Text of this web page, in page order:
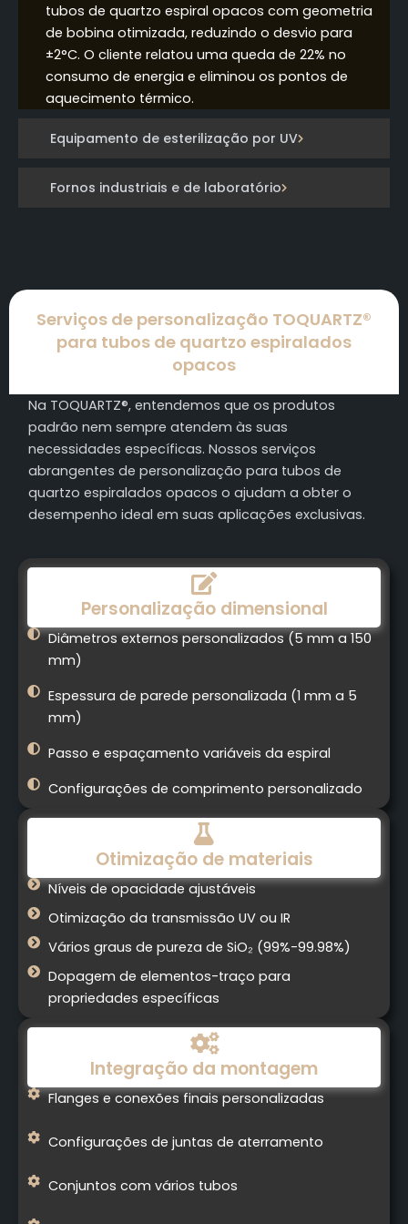
Equipamento de esterilização por UV
Fornos industriais e de laboratório
tubos de quartzo espiral opacos com geometria
de bobina otimizada, reduzindo o desvio para
±2°C. O cliente relatou uma queda de 22% no
consumo de energia e eliminou os pontos de
aquecimento térmico.
Serviços de personalização TOQUARTZ®
para tubos de quartzo espiralados
opacos
Na TOQUARTZ®, entendemos que os produtos
padrão nem sempre atendem às suas
necessidades específicas. Nossos serviços
abrangentes de personalização para tubos de
quartzo espiralados opacos o ajudam a obter o
desempenho ideal em suas aplicações exclusivas.
Personalização dimensional
Diâmetros externos personalizados (5 mm a 150
mm)
Espessura de parede personalizada (1 mm a 5
mm)
Passo e espaçamento variáveis da espiral
Configurações de comprimento personalizado
Otimização de materiais
Níveis de opacidade ajustáveis
Otimização da transmissão UV ou IR
Vários graus de pureza de SiO₂ (99%-99.98%)
Dopagem de elementos-traço para
propriedades específicas
Integração da montagem
Flanges e conexões finais personalizadas
Configurações de juntas de aterramento
Conjuntos com vários tubos